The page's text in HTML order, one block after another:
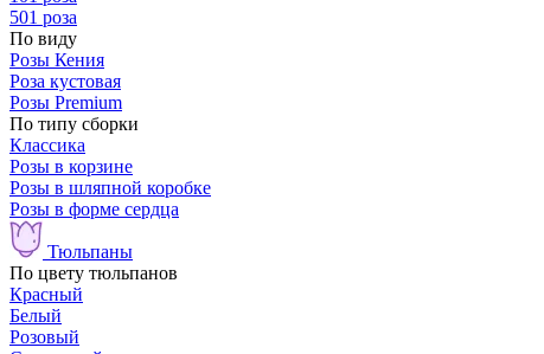
501 роза
По виду
Розы Кения
Роза кустовая
Розы Premium
По типу сборки
Классика
Розы в корзине
Розы в шляпной коробке
Розы в форме сердца
Тюльпаны
По цвету тюльпанов
Красный
Белый
Розовый